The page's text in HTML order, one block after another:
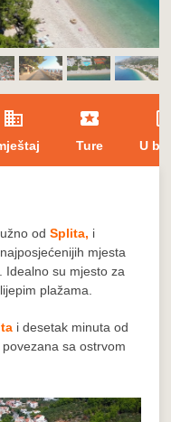
domain local_play
Ture U
odSplita, i
mjesta
Idealno su mjesto za
plažama.
i desetak minuta od
sa ostrvom